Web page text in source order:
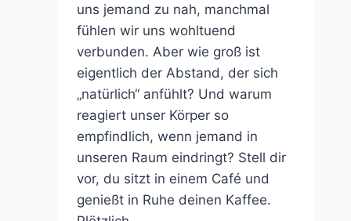
uns jemand zu nah, manchmal
fühlen wir uns wohltuend
verbunden. Aber wie groß ist
eigentlich der Abstand, der sich
„natürlich“ anfühlt? Und warum
reagiert unser Körper so
empfindlich, wenn jemand in
unseren Raum eindringt? Stell dir
vor, du sitzt in einem Café und
genießt in Ruhe deinen Kaffee.